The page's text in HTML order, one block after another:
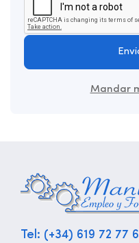
Mandar
Tel: (+34) 619 72 77